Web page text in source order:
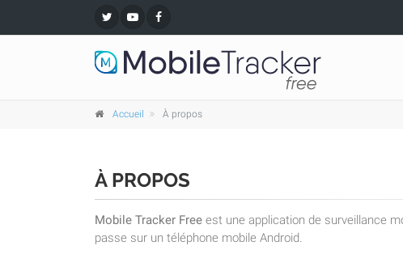
Accueil À propos
À PROPOS
Mobile Tracker Free est une application de surveillance
passe sur un téléphone mobile Android.